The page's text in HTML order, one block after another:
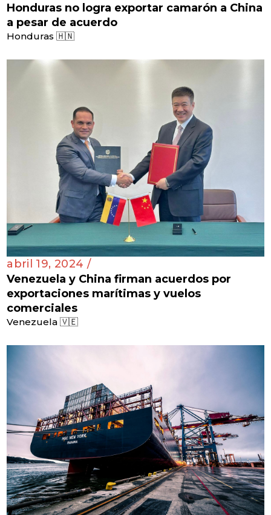
Honduras no logra exportar camarón a China
a pesar de acuerdo
Honduras 🇭🇳
abril 19, 2024 /
Venezuela y China firman acuerdos por
exportaciones marítimas y vuelos
comerciales
Venezuela 🇻🇪